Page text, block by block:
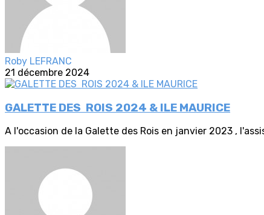
Roby LEFRANC
21 décembre 2024
GALETTE DES ROIS 2024 & ILE MAURICE
A l'occasion de la Galette des Rois en janvier 2023 ,